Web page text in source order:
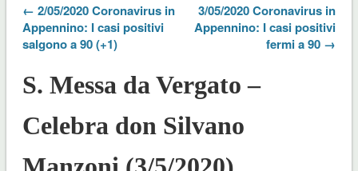
← 2/05/2020 Coronavirus in
Appennino: I casi positivi
salgono a 90 (+1)
3/05/2020 Coronavirus in
Appennino: I casi positivi
fermi a 90 →
S. Messa da Vergato –
Celebra don Silvano